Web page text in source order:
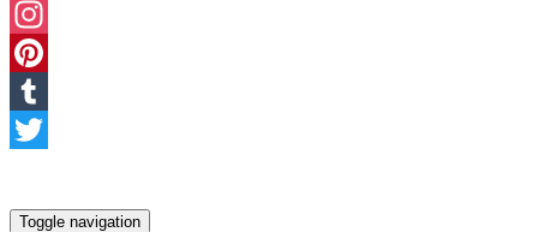
Facebook
Instagram
Pinterest
Tumblr
Toggle navigation